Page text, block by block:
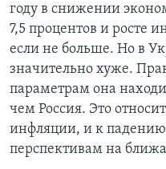
году в снижении
7,5 процентов и росте
если не больше. Но в
значительно хуже.
параметрам она
чем Россия. Это
инфляции, и к падению
перспективам на